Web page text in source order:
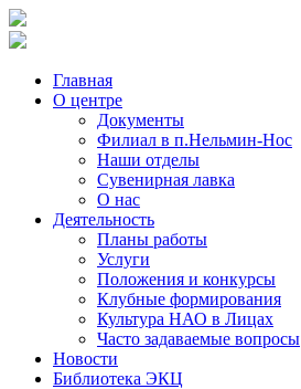
Главная
О центре
Документы
Филиал в п.Нельмин-Нос
Наши отделы
Сувенирная лавка
О нас
Деятельность
Планы работы
Услуги
Положения и конкурсы
Клубные формирования
Культура НАО в Лицах
Часто задаваемые вопросы
Новости
Библиотека ЭКЦ